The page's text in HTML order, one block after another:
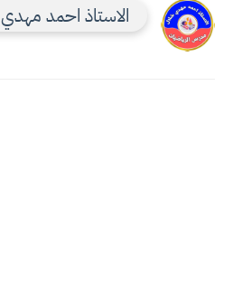
الاستاذ احمد مهدي 1